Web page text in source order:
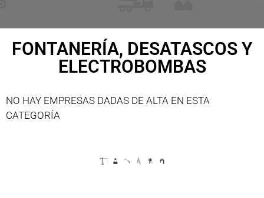
FONTANERÍA, DESATASCOS Y
ELECTROBOMBAS
NO HAY EMPRESAS DADAS DE ALTA EN ESTA
CATEGORÍA